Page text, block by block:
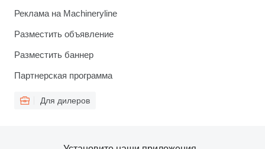
Реклама на Machineryline
Разместить объявление
Разместить баннер
Партнерская программа
Для дилеров